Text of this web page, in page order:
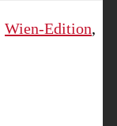
Wien-Edition,